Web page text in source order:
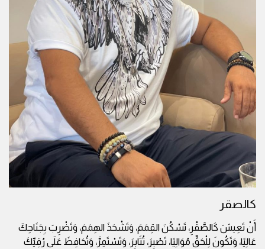
كالصقر
أَنْ تَعِيشَ كَالصَّقْرِ، تَسْكُنَ القِمَمَ، وَتَشْحَذَ الهِمَمَ، وَتَضْرِبَ بِجَنَاحِكَ
عَالِيًا، وَتَكُونَ لِلْحَقِّ مُوَالِيًا، تَصْبِرَ، تُثَابِرَ، وَتَسْتَمِرَّ، وَتُحَافِظَ عَلَى رُقِيِّكَ